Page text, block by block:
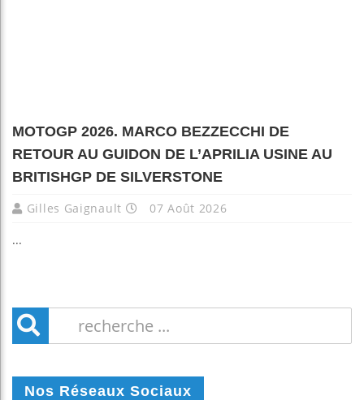
MOTOGP 2026. MARCO BEZZECCHI DE
RETOUR AU GUIDON DE L’APRILIA USINE AU
BRITISHGP DE SILVERSTONE
Gilles Gaignault 07 Août 2026
...
Nos Réseaux Sociaux